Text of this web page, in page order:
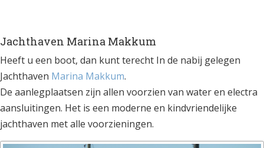
Jachthaven Marina Makkum
Heeft u een boot, dan kunt terecht In de nabij gelegen
Jachthaven Marina Makkum.
De aanlegplaatsen zijn allen voorzien van water en electra
aansluitingen. Het is een moderne en kindvriendelijke
jachthaven met alle voorzieningen.